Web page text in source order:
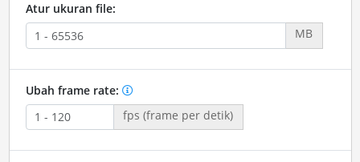
Atur ukuran file:
MB
Ubah frame rate:
fps (frame per detik)